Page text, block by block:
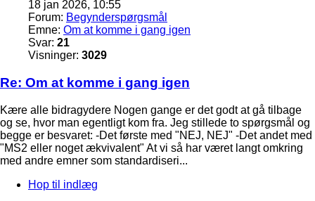
18 jan 2026, 10:55
Forum: Begynderspørgsmål
Emne: Om at komme i gang igen
Svar: 21
Visninger: 3029
Re: Om at komme i gang igen
Kære alle bidragydere Nogen gange er det godt at gå tilbage
og se, hvor man egentligt kom fra. Jeg stillede to spørgsmål og
begge er besvaret: -Det første med "NEJ, NEJ" -Det andet med
"MS2 eller noget ækvivalent" At vi så har været langt omkring
med andre emner som standardiseri...
Hop til indlæg